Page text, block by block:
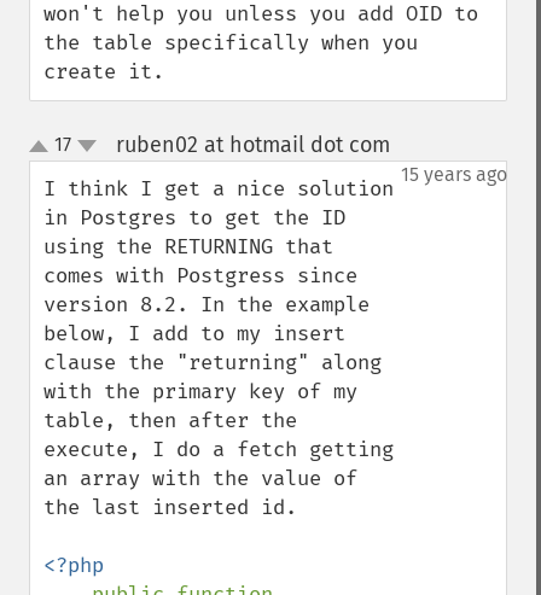
won't help you unless you add OID to
the table specifically when you
create it.
up
down
17 ruben02 at hotmail dot com
15 years ago
I think I get a nice solution
in Postgres to get the ID
using the RETURNING that
comes with Postgress since
version 8.2. In the example
below, I add to my insert
clause the "returning" along
with the primary key of my
table, then after the
execute, I do a fetch getting
an array with the value of
the last inserted id.
<?php